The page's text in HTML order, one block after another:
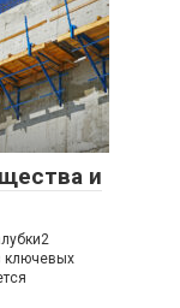
и
ключевых